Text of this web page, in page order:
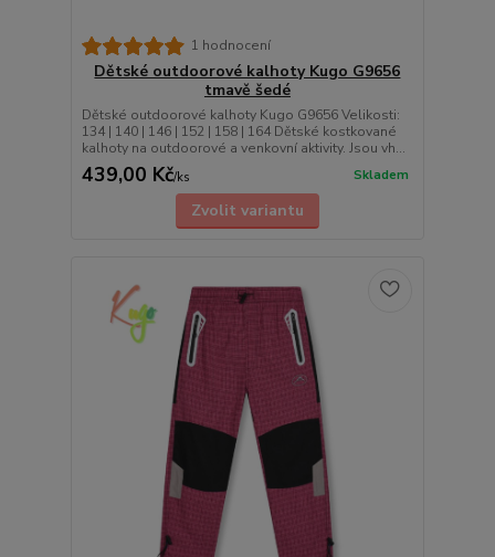
1 hodnocení
Dětské outdoorové kalhoty Kugo G9656
tmavě šedé
Dětské outdoorové kalhoty Kugo G9656 Velikosti:
134 | 140 | 146 | 152 | 158 | 164 Dětské kostkované
kalhoty na outdoorové a venkovní aktivity. Jsou vh...
439,00 Kč/ks Skladem
Zvolit variantu